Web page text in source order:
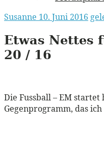
Susanne 10. Juni 2016
Etwas Nettes
20 / 16
Die Fussball – EM startet
Gegenprogramm, das